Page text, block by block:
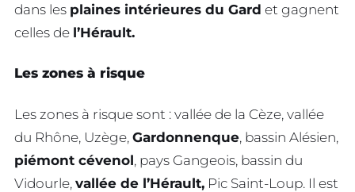
dans les plaines intérieures du Gard et gagnent
celles de l’Hérault.
Les zones à risque
Les zones à risque sont : vallée de la Cèze, vallée
du Rhône, Uzège, Gardonnenque, bassin Alésien,
piémont cévenol, pays Gangeois, bassin du
Vidourle, vallée de l’Hérault, Pic Saint-Loup. Il est